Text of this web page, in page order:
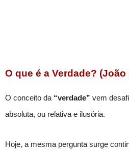
O que é a Verdade? (João
O conceito da “verdade” vem
absoluta, ou relativa e ilusória.
Hoje, a mesma pergunta surge